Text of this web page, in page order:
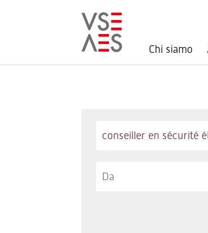
Chi siamo